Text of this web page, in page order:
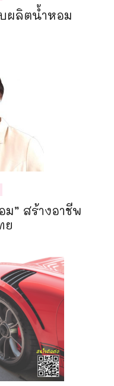
ผลิตน้ำหอม
” สร้างอาชีพ
ย